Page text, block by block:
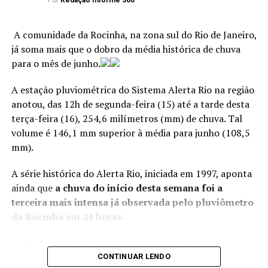
responsáveis por atividades como comércio de drogas,
lideranças e monitoramento dos acessos às
comunidades. Os policiais também identificaram
publicações em redes sociais nas quais os criminosos
símbolos ligados à facção criminosa”, informou a Polícia
Civil.
De acordo com balanço divulgado nesta terça-feira pela
Polícia Civil, desde o início da operação, mais de 370
Foram apreendidas cerca de 480 armas, entre elas 190
fuzis, além de mais de 51 mil munições.
Entidades que atuam em defesa dos direitos humanos
história do Rio de Janeiro. Deflagrada pelas forças de
segurança do estado em outubro de 2025 contra a
São Paulo e não permite
que as frentes frias
avancem tanto para a
região do Sudeste e
também um pouco para a
região Centro-Oeste”,
>> Siga o canal da Agência Brasilno WhatsApp
A comunidade da Rocinha, na zona sul do Rio de Janeiro,
já soma mais que o dobro da média histórica de chuva
para o mês de junho.
A estação pluviométrica do Sistema Alerta Rio na região
anotou, das 12h de segunda-feira (15) até a tarde desta
terça-feira (16), 254,6 milímetros (mm) de chuva. Tal
volume é 146,1 mm superior à média para junho (108,5
mm).
A série histórica do Alerta Rio, iniciada em 1997, aponta
ainda que a chuva do início desta semana foi a
terceira mais intensa já observada pelo pluviômetro
da Rocinha em 24 horas.
significativos de chuva nas últimas horas. Os mais
CONTINUAR LENDO